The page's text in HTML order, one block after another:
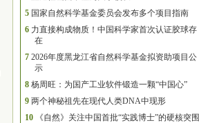
5 国家自然科学基金委员会发布多个项目指南
6 力直接构成物质！中国科学家首次认证胶球存
在
7 2026年度黑龙江省自然科学基金拟资助项目公
示
8 杨周旺：为国产工业软件锻造一颗“中国心”
9 两个神秘祖先在现代人类DNA中现形
10
《自然》关注中国首批“实践博士”的硬核突围